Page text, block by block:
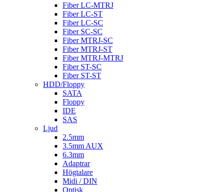
Fiber LC-MTRJ
Fiber LC-ST
Fiber LC-SC
Fiber SC-SC
Fiber MTRJ-SC
Fiber MTRJ-ST
Fiber MTRJ-MTRJ
Fiber ST-SC
Fiber ST-ST
HDD/Floppy
SATA
Floppy
IDE
SAS
Ljud
2.5mm
3.5mm AUX
6.3mm
Adaptrar
Högtalare
Midi / DIN
Optisk